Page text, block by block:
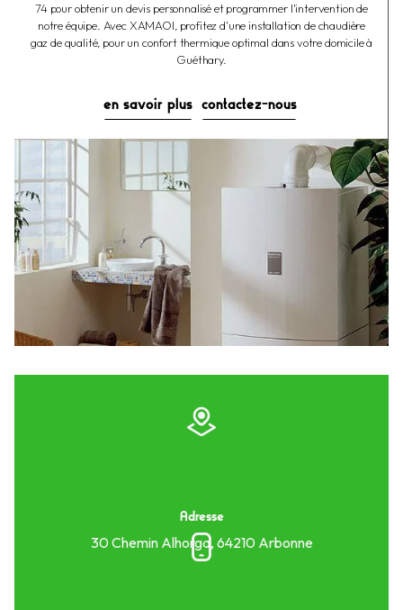
74 pour obtenir un devis personnalisé et programmer l'intervention de
notre équipe. Avec XAMAOI, profitez d'une installation de chaudière
gaz de qualité, pour un confort thermique optimal dans votre domicile à
Guéthary.
en savoir plus contactez-nous
Adresse
30 Chemin Alhorga, 64210 Arbonne